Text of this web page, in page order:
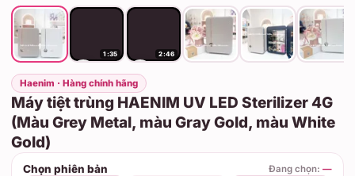
1:35 2:46
Haenim · Hàng chính hãng
Máy tiệt trùng HAENIM UV LED Sterilizer 4G
(Màu Grey Metal, màu Gray Gold, màu White
Gold)
Chọn phiên bản Đang chọn: —